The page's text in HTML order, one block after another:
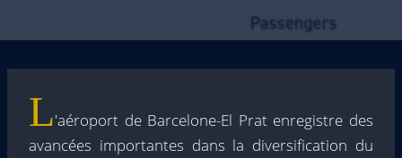
L'aéroport de Barcelone-El Prat enregistre des
avancées importantes dans la diversification du